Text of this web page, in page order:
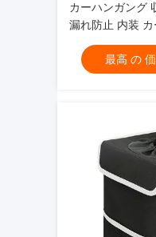
カーハンガング
漏れ防止 内装
9.5x5.5 "
最高 の